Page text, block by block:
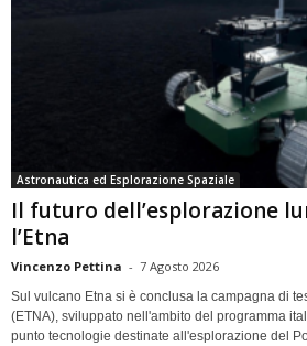
Astronautica ed Esplorazione Spaziale
Il futuro dell’esplorazione
l’Etna
Vincenzo Pettina - 7 Agosto 2026
Sul vulcano Etna si è conclusa la campagna di
(ETNA), sviluppato nell'ambito del programma
punto tecnologie destinate all'esplorazione del